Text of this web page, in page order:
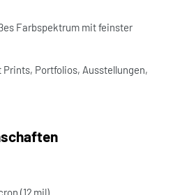
Farbspektrum mit feinster
Prints, Portfolios, Ausstellungen,
(12 mil)